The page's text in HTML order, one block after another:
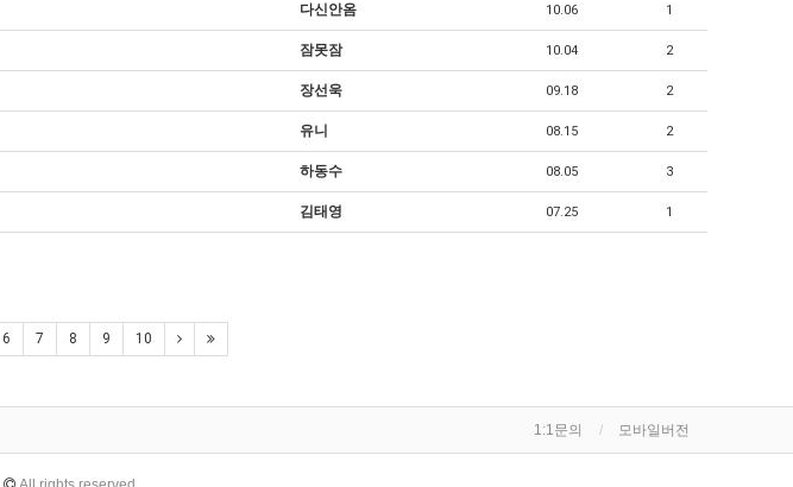
다신안옴 10.06 1
잠못잠 10.04 2
장선욱 09.18 2
유니 08.15 2
하동수 08.05 3
김태영 07.25 1
6 7 8 9 10
1:1문의 모바일버전